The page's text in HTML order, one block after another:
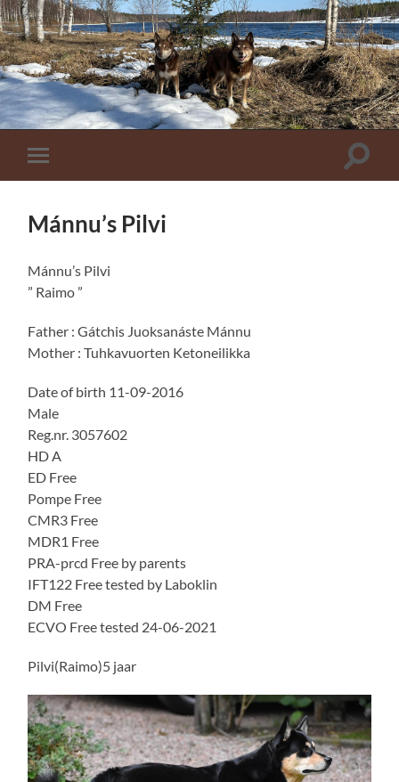
Toggle
mobiel
Toggle
Mánnu’s Pilvi
Mánnu’s Pilvi
” Raimo ”
Father : Gátchis Juoksanáste Mánnu
Mother : Tuhkavuorten Ketoneilikka
Date of birth 11-09-2016
Male
Reg.nr. 3057602
HD A
ED Free
Pompe Free
CMR3 Free
MDR1 Free
PRA-prcd Free by parents
IFT122 Free tested by Laboklin
DM Free
ECVO Free tested 24-06-2021
Pilvi(Raimo)5 jaar